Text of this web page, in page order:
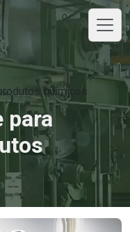
químicos
para